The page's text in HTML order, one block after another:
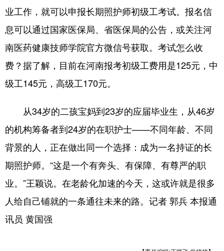
业工作，就可以申报长期照护师初级工考试。报名信
息可以通过国家医保局、省医保局的公告，或关注河
南医药健康技师学院官方微信号获取。考试怎么收
费？据了解，目前在河南报考初级工费用是125元，中
级工145元，高级工170元。
从34岁的二孩宝妈到23岁的应届毕业生，从46岁
的机构筹备者到24岁的在职护士——不同年龄、不同
背景的人，正在做出同一个选择：成为一名持证的长
期照护师。“这是一个有奔头、有保障、有尊严的职
业。”王颖说。在老龄化加速的今天，这或许就是很多
人给自己铺就的一条通往未来的路。记者 郭兵 本报通
讯员 黄国强